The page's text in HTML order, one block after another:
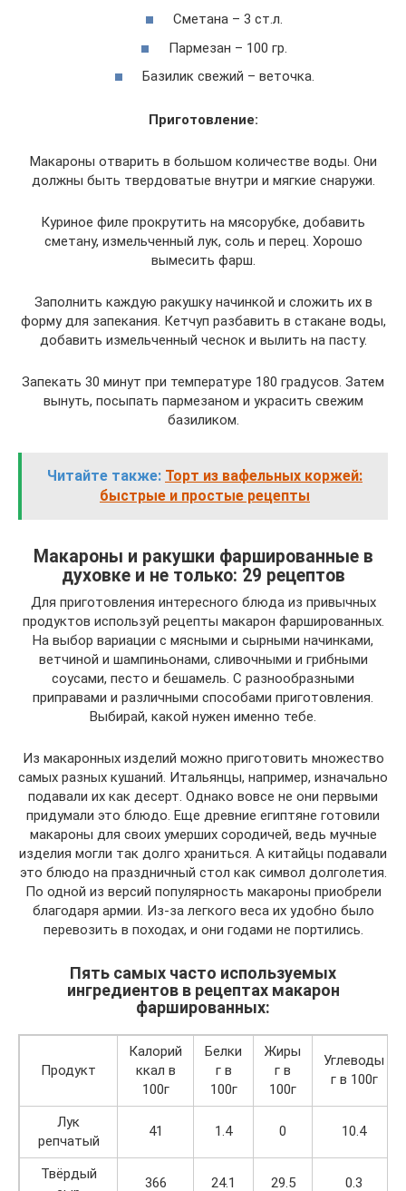
Сметана – 3 ст.л.
Пармезан – 100 гр.
Базилик свежий – веточка.
Приготовление:
Макароны отварить в большом количестве воды. Они
должны быть твердоватые внутри и мягкие снаружи.
Куриное филе прокрутить на мясорубке, добавить
сметану, измельченный лук, соль и перец. Хорошо
вымесить фарш.
Заполнить каждую ракушку начинкой и сложить их в
форму для запекания. Кетчуп разбавить в стакане воды,
добавить измельченный чеснок и вылить на пасту.
Запекать 30 минут при температуре 180 градусов. Затем
вынуть, посыпать пармезаном и украсить свежим
базиликом.
Читайте также: Торт из вафельных коржей:
быстрые и простые рецепты
Макароны и ракушки фаршированные в
духовке и не только: 29 рецептов
Для приготовления интересного блюда из привычных
продуктов используй рецепты макарон фаршированных.
На выбор вариации с мясными и сырными начинками,
ветчиной и шампиньонами, сливочными и грибными
соусами, песто и бешамель. С разнообразными
приправами и различными способами приготовления.
Выбирай, какой нужен именно тебе.
Из макаронных изделий можно приготовить множество
самых разных кушаний. Итальянцы, например, изначально
подавали их как десерт. Однако вовсе не они первыми
придумали это блюдо. Еще древние египтяне готовили
макароны для своих умерших сородичей, ведь мучные
изделия могли так долго храниться. А китайцы подавали
это блюдо на праздничный стол как символ долголетия.
По одной из версий популярность макароны приобрели
благодаря армии. Из-за легкого веса их удобно было
перевозить в походах, и они годами не портились.
Пять самых часто используемых
ингредиентов в рецептах макарон
фаршированных:
Продукт
Калорий
ккал в
100г
Белки
г в
100г
Жиры
г в
100г
Углеводы
г в 100г
Лук
репчатый
41 1.4 0 10.4
Твёрдый
366 24.1 29.5 0.3